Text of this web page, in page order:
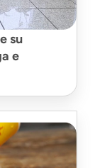
su
e